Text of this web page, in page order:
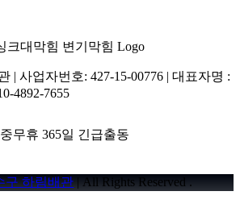
| 사업자번호: 427-15-00776 | 대표자명 :
4892-7655
무휴 365일 긴급출동
구 하림배관 | All Rights Reserved .